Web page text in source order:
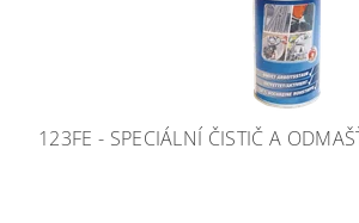
123FE - SPECIÁLNÍ ČISTIČ A